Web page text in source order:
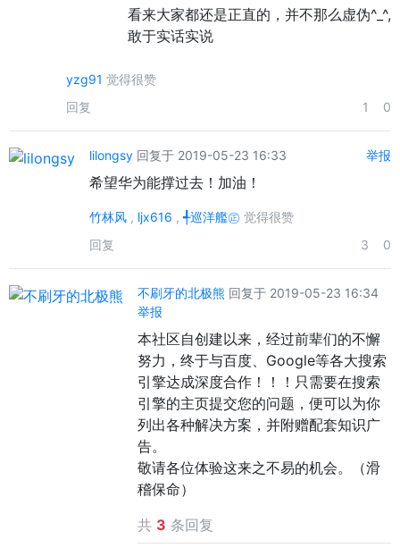
看来大家都还是正直的，并不那么虚伪^_^,
敢于实话实说
yzg91 觉得很赞
回复
1 0
lilongsy 回复于 2019-05-23 16:33 举报
希望华为能撑过去！加油！
竹林风 , ljx616 ,╃巡洋艦㊣ 觉得很赞
回复
3 0
不刷牙的北极熊 回复于 2019-05-23 16:34
举报
本社区自创建以来，经过前辈们的不懈
努力，终于与百度、Google等各大搜索
引擎达成深度合作！！！只需要在搜索
引擎的主页提交您的问题，便可以为你
列出各种解决方案，并附赠配套知识广
告。
敬请各位体验这来之不易的机会。（滑
稽保命）
共 3 条回复